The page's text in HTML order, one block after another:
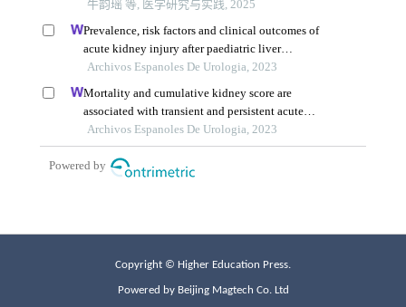
Copyright © Higher Education Press.
Powered by Beijing Magtech Co. Ltd